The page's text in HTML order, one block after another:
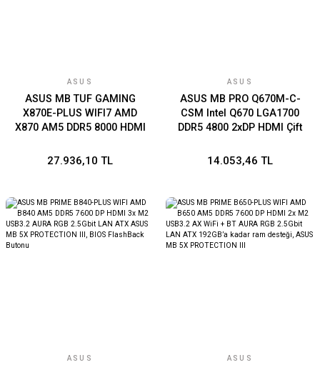
ASUS
ASUS MB TUF GAMING
X870E-PLUS WIFI7 AMD
X870 AM5 DDR5 8000 HDMI
7 + BT AURA RGB 2.5Gbit
Gelişmiş AI Bilgisayarları
için Hazır
27.936,10 TL
ASUS
ASUS MB PRO Q670M-C-
CSM Intel Q670 LGA1700
DDR5 4800 2xDP HDMI Çift
Vpro desteği. ASUS MB
14.053,46 TL
ASUS ASUS